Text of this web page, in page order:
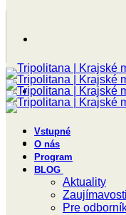
Vstupné
O nás
Program
BLOG
Aktuality
Zaujímavosti
Pre